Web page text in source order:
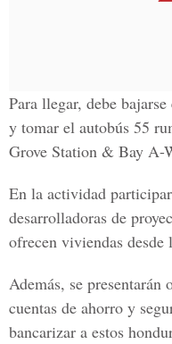
Para llegar, debe
y tomar el autobús 55
Grove Station & Bay A-
En la actividad
desarrolladoras de
ofrecen viviendas
Además, se
cuentas de ahorro y
bancarizar a estos